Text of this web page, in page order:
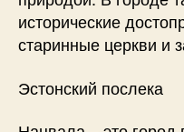
исторические
старинные церкви и
Эстонский послека